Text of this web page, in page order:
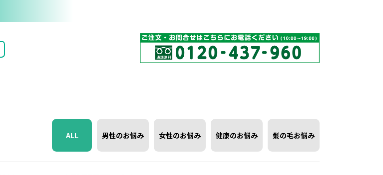
ALL 男性のお悩み 女性のお悩み 健康のお悩み 髪の毛お悩み